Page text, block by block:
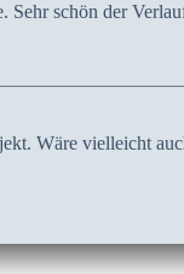
Sehr schön der
Wäre vielleicht